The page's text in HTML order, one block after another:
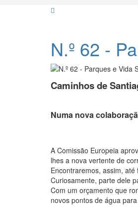
N.º 62 -
Caminhos de
Numa nova
A Comissão Europeia
lhes a nova vertente de
Encontraremos, assim,
Curiosamente, parte dele
Com um orçamento que
novos pontos de água